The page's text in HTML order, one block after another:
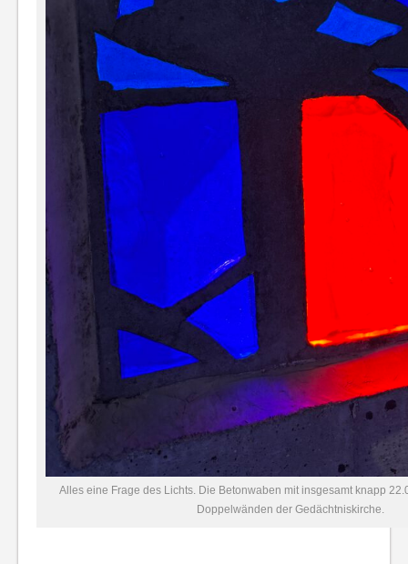
Alles eine Frage des Lichts. Die Betonwaben mit insgesamt knapp
Doppelwänden der Gedächtniskirche.